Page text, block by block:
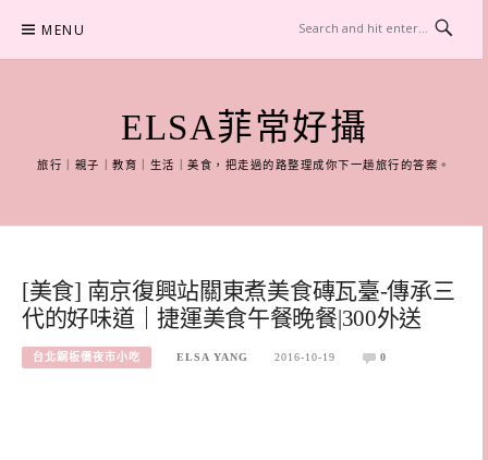
content
MENU
ELSA菲常好攝
旅行｜親子｜教育｜生活｜美食，把走過的路整理成你下一趟旅行的答案。
[美食] 南京復興站關東煮美食磚瓦臺-傳承三
代的好味道｜捷運美食午餐晚餐|300外送
台北銅板價夜市小吃 ELSA YANG 2016-10-19 0